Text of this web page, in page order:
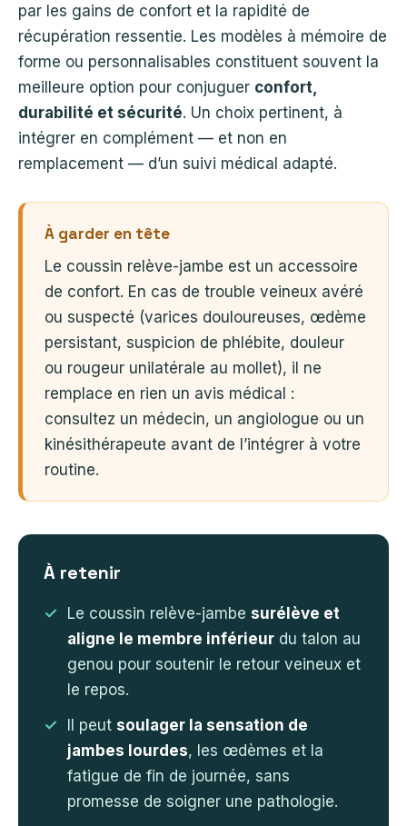
par les gains de confort et la rapidité de
récupération ressentie. Les modèles à mémoire de
forme ou personnalisables constituent souvent la
meilleure option pour conjuguer confort,
durabilité et sécurité. Un choix pertinent, à
intégrer en complément — et non en
remplacement — d’un suivi médical adapté.
À garder en tête
Le coussin relève-jambe est un accessoire
de confort. En cas de trouble veineux avéré
ou suspecté (varices douloureuses, œdème
persistant, suspicion de phlébite, douleur
ou rougeur unilatérale au mollet), il ne
remplace en rien un avis médical :
consultez un médecin, un angiologue ou un
kinésithérapeute avant de l’intégrer à votre
routine.
À retenir
Le coussin relève-jambe surélève et
aligne le membre inférieur du talon au
genou pour soutenir le retour veineux et
le repos.
Il peut soulager la sensation de
jambes lourdes, les œdèmes et la
fatigue de fin de journée, sans
promesse de soigner une pathologie.